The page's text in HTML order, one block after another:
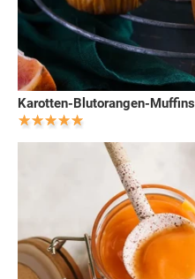
Karotten-Blutorangen-Muffins